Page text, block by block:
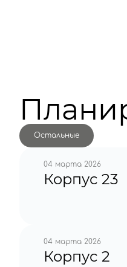
Остальные
04 марта 2026
Корпус 23
04 марта 2026
Корпус 2